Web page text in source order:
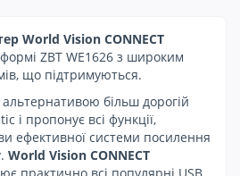
World Vision CONNECT
ZBT WE1626 з широким
що підтримуються.
більш дорогій
і пропонує всі функції,
ефективної системи посилення
World Vision CONNECT